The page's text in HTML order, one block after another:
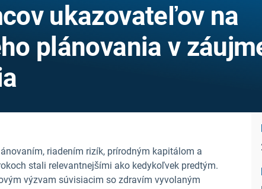
ukazovateľov na
plánovania v
riadením rizík, prírodným kapitálom a
stali relevantnejšími ako kedykoľvek predtým.
výzvam súvisiacim so zdravím vyvolaným